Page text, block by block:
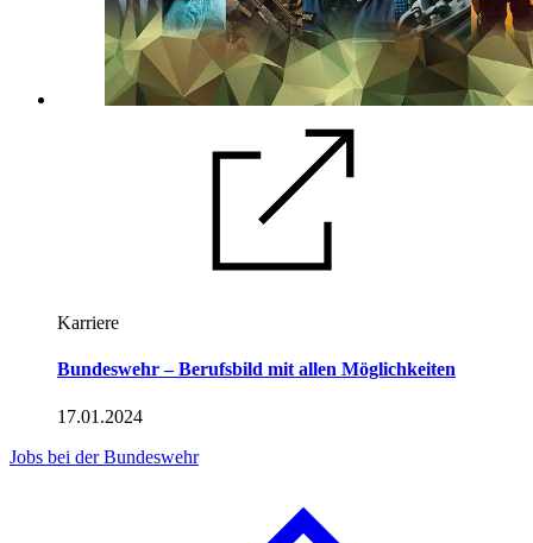
Karriere
Bundeswehr – Berufsbild mit allen Möglichkeiten
17.01.2024
Jobs bei der Bundeswehr